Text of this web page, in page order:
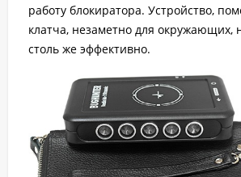
работу блокиратора. Устройство,
клатча, незаметно для окружающих,
столь же эффективно.